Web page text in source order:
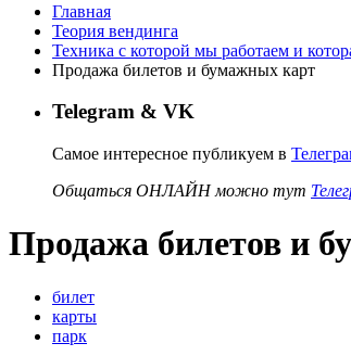
Главная
Теория вендинга
Техника с которой мы работаем и
Продажа билетов и бумажных карт
Telegram & VK
Самое интересное публикуем в
Общаться ОНЛАЙН можно тут
Продажа билетов и
билет
карты
парк